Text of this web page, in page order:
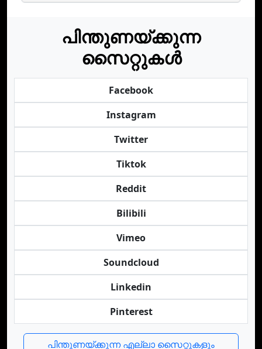
പിന്തുണയ്ക്കുന്ന
സൈറ്റുകൾ
Facebook
Instagram
Twitter
Tiktok
Reddit
Bilibili
Vimeo
Soundcloud
Linkedin
Pinterest
പിന്തുണയ്ക്കുന്ന എല്ലാ സൈറ്റുകളും